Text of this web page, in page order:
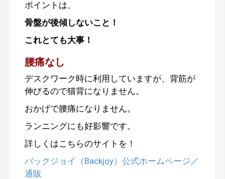
ポイントは、
骨盤が後傾しないこと！
これとても大事！
腰痛なし
デスクワーク時に利用していますが、背筋が
伸びるので猫背になりません。
おかげで腰痛になりません。
ランニングにも好影響です。
詳しくはこちらのサイトを！
バックジョイ（Backjoy）公式ホームページ／
通販